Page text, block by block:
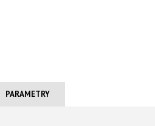
PARAMETRY